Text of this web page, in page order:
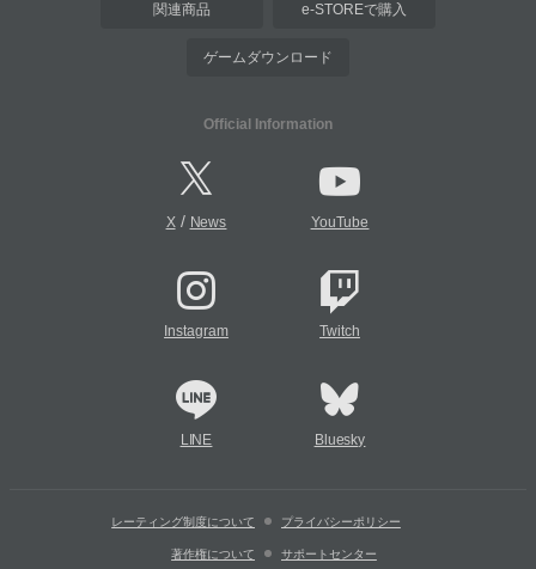
関連商品 e-STOREで購入
ゲームダウンロード
Official Information
X/ News YouTube
Instagram Twitch
LINE Bluesky
レーティング制度について プライバシーポリシー
著作権について サポートセンター